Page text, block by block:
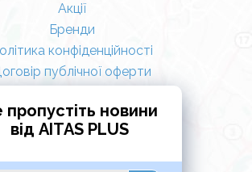
Акції
Бренди
конфіденційності
публічної оферти
пропустіть новини
від AITAS PLUS